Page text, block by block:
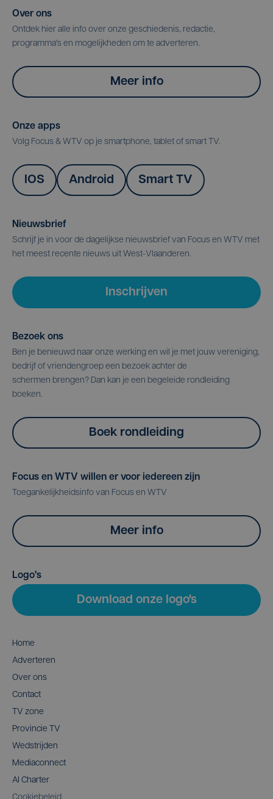
Over ons
Ontdek hier alle info over onze geschiedenis, redactie,
programma's en mogelijkheden om te adverteren.
Meer info
Onze apps
Volg Focus & WTV op je smartphone, tablet of smart TV.
IOS Android Smart TV
Nieuwsbrief
Schrijf je in voor de dagelijkse nieuwsbrief van Focus en WTV met
het meest recente nieuws uit West-Vlaanderen.
Inschrijven
Bezoek ons
Ben je benieuwd naar onze werking en wil je met jouw vereniging,
bedrijf of vriendengroep een bezoek achter de
schermen brengen? Dan kan je een begeleide rondleiding
boeken.
Boek rondleiding
Focus en WTV willen er voor iedereen zijn
Toegankelijkheidsinfo van Focus en WTV
Meer info
Logo's
Download onze logo's
Home
Adverteren
Over ons
Contact
TV zone
Provincie TV
Wedstrijden
Mediaconnect
AI Charter